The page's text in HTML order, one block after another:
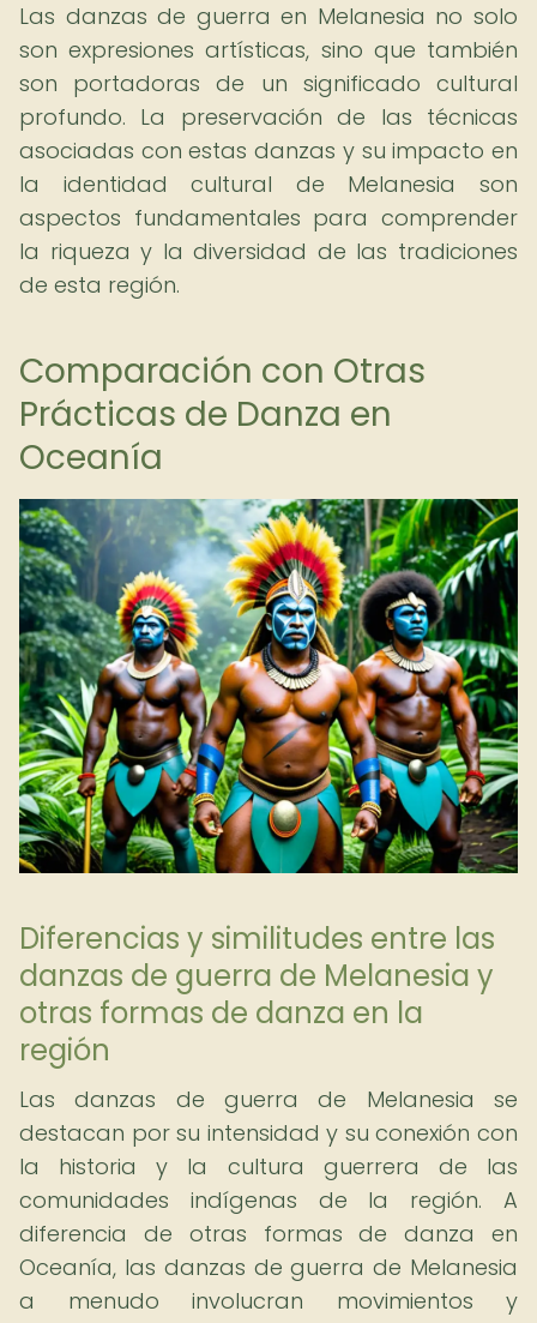
Las danzas de guerra en Melanesia no solo
son expresiones artísticas, sino que también
son portadoras de un significado cultural
profundo. La preservación de las técnicas
asociadas con estas danzas y su impacto en
la identidad cultural de Melanesia son
aspectos fundamentales para comprender
la riqueza y la diversidad de las tradiciones
de esta región.
Comparación con Otras
Prácticas de Danza en
Oceanía
Diferencias y similitudes entre las
danzas de guerra de Melanesia y
otras formas de danza en la
región
Las danzas de guerra de Melanesia se
destacan por su intensidad y su conexión con
la historia y la cultura guerrera de las
comunidades indígenas de la región. A
diferencia de otras formas de danza en
Oceanía, las danzas de guerra de Melanesia
a menudo involucran movimientos y